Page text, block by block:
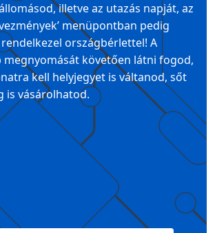
illetve az utazás napját, az
menüpontban pedig
országbérlettel! A
megnyomását követően látni fogod,
kell helyjegyet is váltanod, sőt
is vásárolhatod.